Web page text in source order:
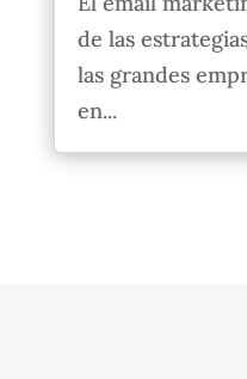
de las
las grandes
en...